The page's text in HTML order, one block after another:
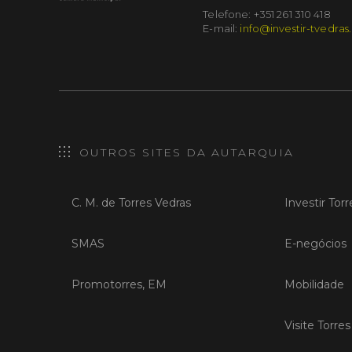
Telefone: +351 261 310 418
E-mail: info@investir-
OUTROS SITES DA AUTARQUIA
C. M. de Torres Vedras
SMAS
Promotorres, EM
Investir
E-negócios
Mobilidade
Visite